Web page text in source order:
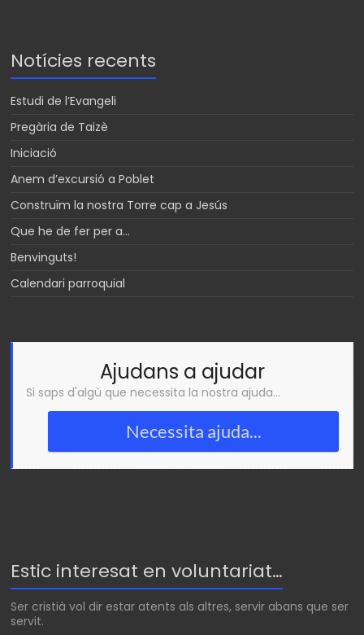
Notícies recents
Estudi de l’Evangeli
Pregària de Taizè
Iniciació
Anem d’excursió a Poblet
Construïm la nostra Torre cap a Jesús
Que he de fer per a…
Benvinguts!
Calendari parroquial
Ajudans a ajudar
Si saps d'algù que necessita la nostra ajuda...
Necessita ajuda...
Estic interesat en voluntariat…
Ser cristià vol dir estar atents als altres, servir abans que ser
servit.